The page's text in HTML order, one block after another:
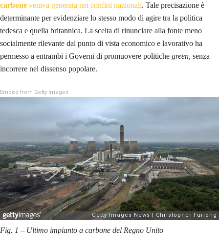
carbone veniva generata nei confini nazionali. Tale precisazione è
determinante per evidenziare lo stesso modo di agire tra la politica
tedesca e quella britannica. La scelta di rinunciare alla fonte meno
socialmente rilevante dal punto di vista economico e lavorativo ha
permesso a entrambi i Governi di promuovere politiche green, senza
incorrere nel dissenso popolare.
Embed from Getty Images
Fig. 1 – Ultimo impianto a carbone del Regno Unito